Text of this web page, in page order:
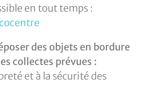
en tout temps :
des objets en bordure
collectes prévues :
et à la sécurité des